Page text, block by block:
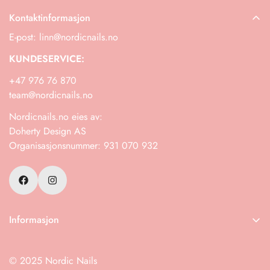
Informasjon
Retur
Kontaktinformasjon
E-post: linn@nordicnails.no
KUNDESERVICE:
+47 976 76 870
team@nordicnails.no
Nordicnails.no eies av:
Doherty Design AS
Organisasjonsnummer: 931 070 932
© 2025 Nordic Nails